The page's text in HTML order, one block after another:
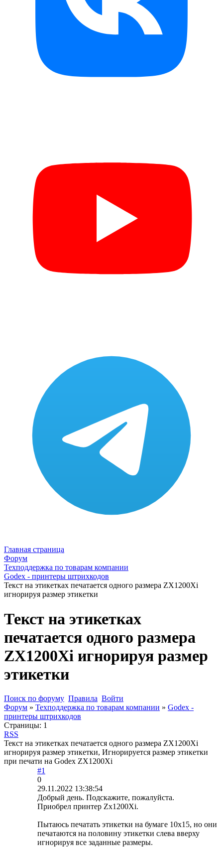
Главная страница
Форум
Техподдержка по товарам компании
Godex - принтеры штрихкодов
Текст на этикетках печатается одного размера ZX1200Xi
игнорируя размер этикетки
Текст на этикетках
печатается одного размера
ZX1200Xi игнорируя размер
этикетки
Поиск по форуму Правила Войти
Форум » Техподдержка по товарам компании » Godex -
принтеры штрихкодов
Страницы: 1
RSS
Текст на этикетках печатается одного размера ZX1200Xi
игнорируя размер этикетки, Игнорируется размер этикетки
при печати на Godex ZX1200Xi
#1
0
29.11.2022 13:38:54
Добрый день. Подскажите, пожалуйста.
Приобрел принтер Zx1200Xi.
Пытаюсь печатать этикетки на бумаге 10х15, но они
печатаются на половину этикетки слева вверху
игнорируя все заданные размеры.